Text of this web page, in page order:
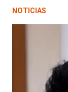
NOTICIAS